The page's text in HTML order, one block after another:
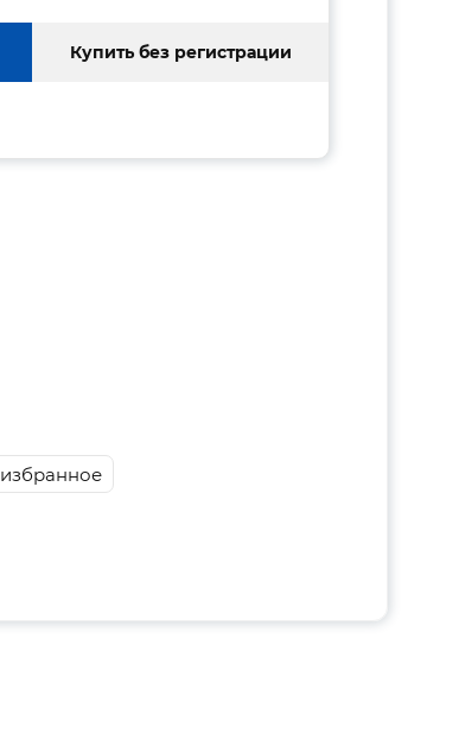
Купить без регистрации